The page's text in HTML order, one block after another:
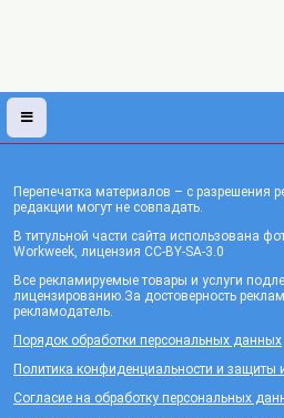
Перепечатка материалов – с разрешения
редакции могут не совпадать.
В титульной части сайта использована
Workweek, лицензия CC-BY-SA-3.0
Все рекламируемые товары и услуги
лицензированию.За достоверность
рекламодатель.
Порядок обработки персональных данных
Политика конфиденциальности и защиты
Согласие на обработку персональных